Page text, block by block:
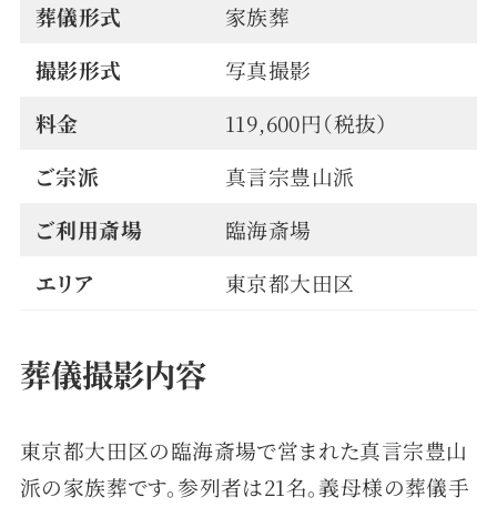
葬儀形式
家族葬
撮影形式
写真撮影
料金
119,600円（税抜）
ご宗派
真言宗豊山派
ご利用斎場
臨海斎場
エリア
東京都大田区
葬儀撮影内容
東京都大田区の臨海斎場で営まれた真言宗豊山
派の家族葬です。参列者は21名。義母様の葬儀手